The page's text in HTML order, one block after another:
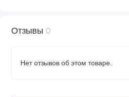
Отзывы 0
Нет отзывов об этом товаре.